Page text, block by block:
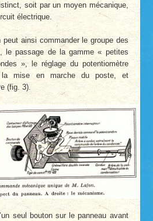
soit par un moyen mécanique,
électrique.
ainsi commander le groupe des
le passage de la gamme « petites
», le réglage du potentiomètre
la mise en marche du poste, et
(fig. 3).
seul bouton sur le panneau avant